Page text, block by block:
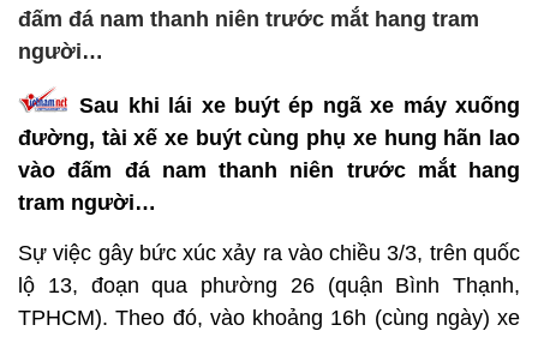
đấm đá nam thanh niên trước mắt hang tram
người…
Sau khi lái xe buýt ép ngã xe máy xuống
đường, tài xế xe buýt cùng phụ xe hung hãn lao
vào đấm đá nam thanh niên trước mắt hang
tram người…
Sự việc gây bức xúc xảy ra vào chiều 3/3, trên quốc
lộ 13, đoạn qua phường 26 (quận Bình Thạnh,
TPHCM). Theo đó, vào khoảng 16h (cùng ngày) xe